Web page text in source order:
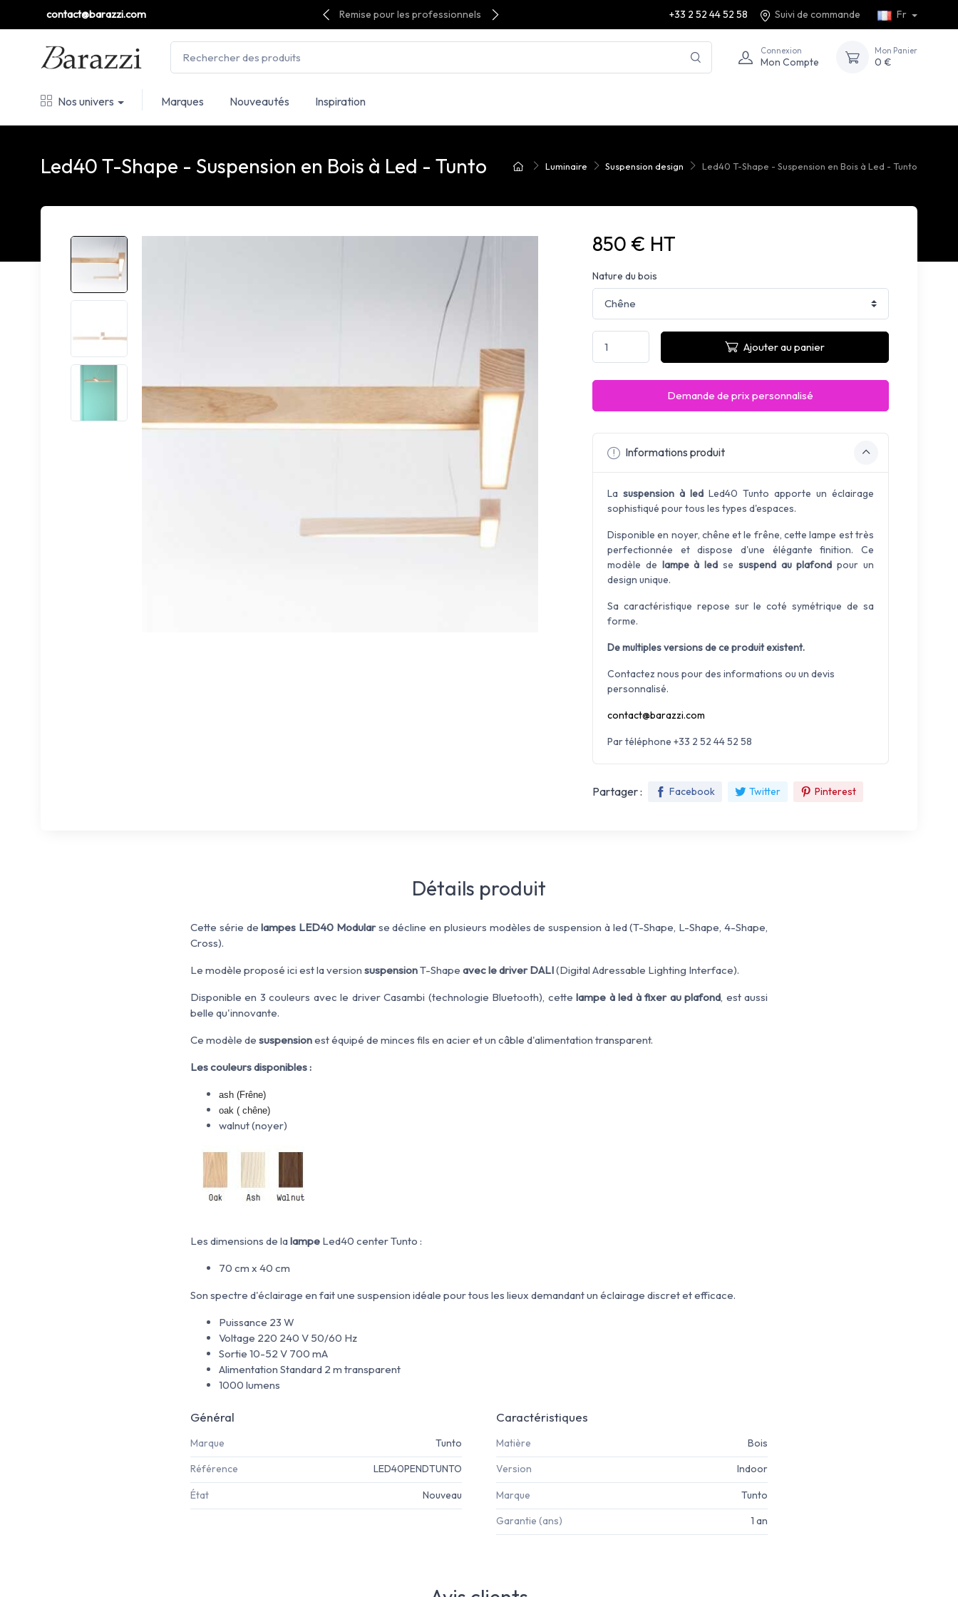
contact@barazzi.com Remise pour les professionnels +33 2 52 44 52 58 Suivi de commande Fr
Connexion
Mon Compte
Mon Panier
0 €
Nos univers Marques Nouveautés Inspiration
Luminaire Suspension design Led40 T-Shape - Suspension en Bois à Led - Tunto
Led40 T-Shape - Suspension en Bois à Led - Tunto
850 € HT
Nature du bois
Ajouter au panier
Demande de prix personnalisé
Informations produit
La suspension à ledLed40 Tunto apporte un éclairage
sophistiqué pour tous les types d'espaces.
Disponible en noyer, chêne et le frêne, cette lampe est très
perfectionnée et dispose d'une élégante finition. Ce
modèle de lampe à led se suspend au plafond pour un
design unique.
Sa caractéristique repose sur le coté symétrique de sa
forme.
De multiples versions de ce produit existent.
Contactez nous pour des informations ou un devis
personnalisé.
contact@barazzi.com
Par téléphone +33 2 52 44 52 58
Partager : Facebook Twitter Pinterest
Détails produit
Cette série delampes LED40 Modularse décline en plusieurs modèles de suspension à led (T-Shape, L-Shape, 4-Shape,
Cross).
Le modèle proposé ici est la version suspensionT-Shape avec le driver DALI(Digital Adressable Lighting Interface).
Disponible en 3 couleurs avec le driver Casambi (technologie Bluetooth), cettelampe à led à fixer au plafond, est aussi
belle qu'innovante.
Ce modèle de suspensionest équipé de minces fils en acier et un câble d'alimentation transparent.
Les couleurs disponibles :
ash (Frêne)
oak ( chêne)
walnut (noyer)
Les dimensions de lalampe Led40 center Tunto :
70 cm x 40 cm
Son spectre d'éclairage en fait une suspension idéale pour tous les lieux demandant un éclairage discret et efficace.
Puissance 23 W
Voltage 220 240 V 50/60 Hz
Sortie 10-52 V 700 mA
Alimentation Standard 2 m transparent
1000 lumens
Général
Marque Tunto
Référence LED40PENDTUNTO
État Nouveau
Caractéristiques
Matière Bois
Version Indoor
Marque Tunto
Garantie (ans) 1 an